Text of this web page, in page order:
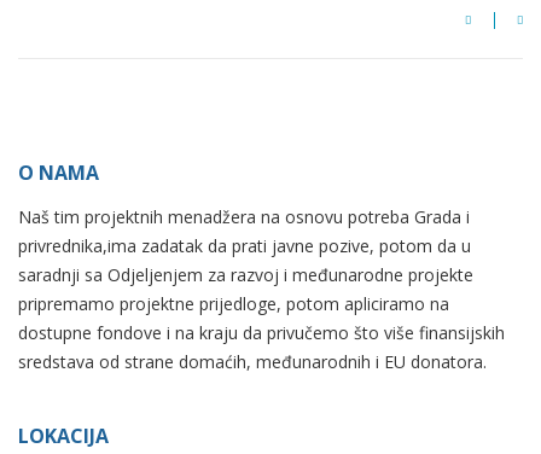
O NAMA
Naš tim projektnih menadžera na osnovu potreba Grada i
privrednika,ima zadatak da prati javne pozive, potom da u
saradnji sa Odjeljenjem za razvoj i međunarodne projekte
pripremamo projektne prijedloge, potom apliciramo na
dostupne fondove i na kraju da privučemo što više finansijskih
sredstava od strane domaćih, međunarodnih i EU donatora.
LOKACIJA